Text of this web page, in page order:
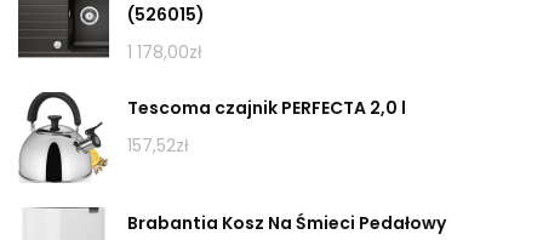
(526015)
1 178,00zł
Tescoma czajnik PERFECTA 2,0 l
157,52zł
Brabantia Kosz Na Śmieci Pedałowy